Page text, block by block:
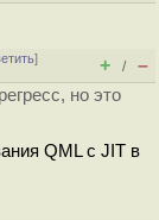
]
+ / –
но это
QML с JIT в